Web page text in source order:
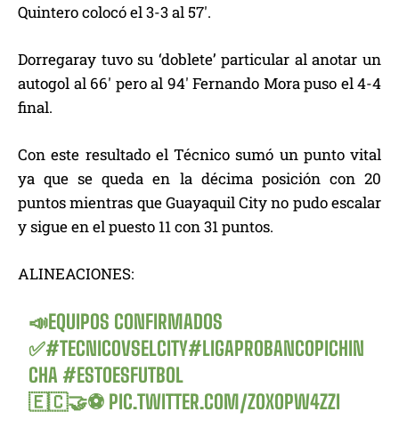
Quintero colocó el 3-3 al 57′.
Dorregaray tuvo su ‘doblete’ particular al anotar un
autogol al 66′ pero al 94′ Fernando Mora puso el 4-4
final.
Con este resultado el Técnico sumó un punto vital
ya que se queda en la décima posición con 20
puntos mientras que Guayaquil City no pudo escalar
y sigue en el puesto 11 con 31 puntos.
ALINEACIONES:
📣EQUIPOS CONFIRMADOS
✅#TECNICOVSELCITY#LIGAPROBANCOPICHIN
CHA #ESTOESFUTBOL
🇪🇨🤝⚽️ PIC.TWITTER.COM/ZOXOPW4ZZI